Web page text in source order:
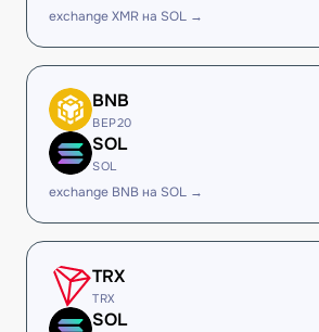
exchange XMR на SOL →
BNB
BEP20
SOL
SOL
exchange BNB на SOL →
TRX
TRX
SOL